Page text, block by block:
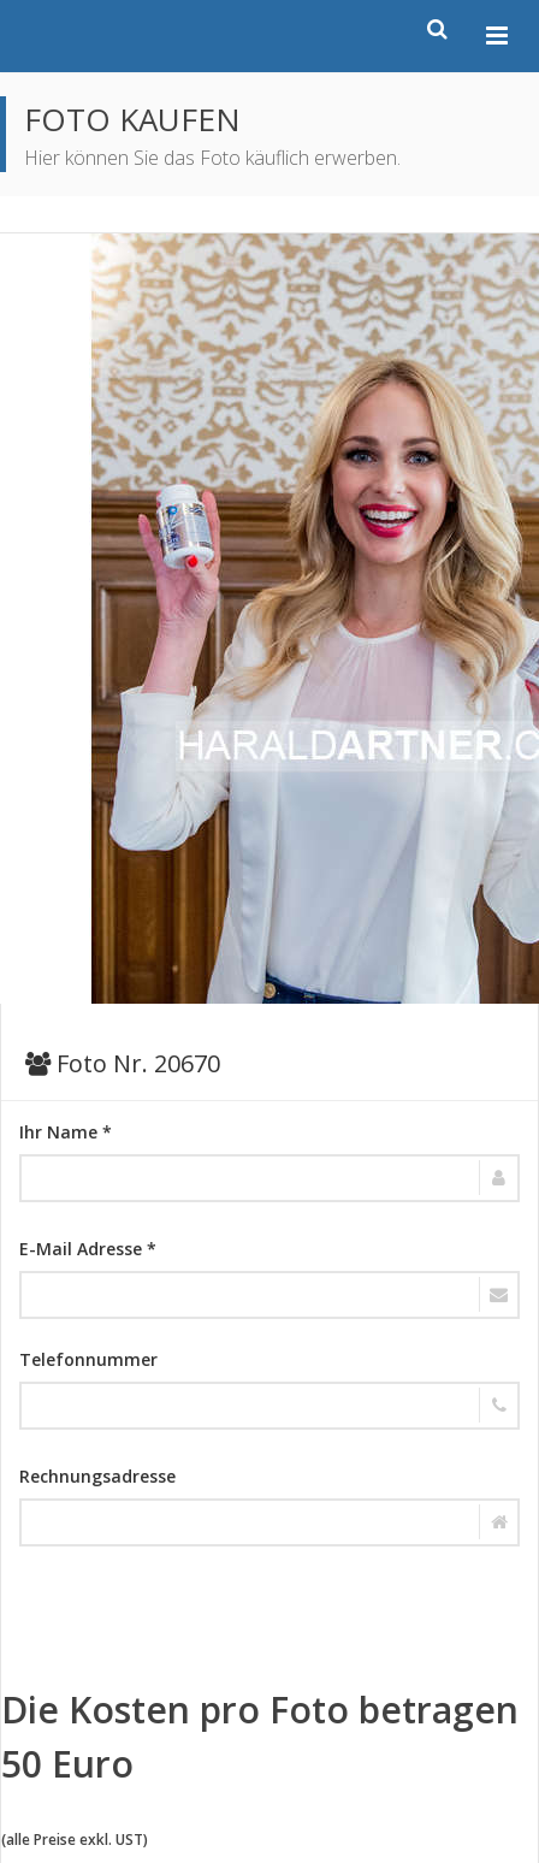
FOTO KAUFEN
Hier können Sie das Foto käuflich erwerben.
Foto Nr. 20670
Ihr Name *
E-Mail Adresse *
Telefonnummer
Rechnungsadresse
Die Kosten pro Foto betragen
50 Euro
(alle Preise exkl. UST)